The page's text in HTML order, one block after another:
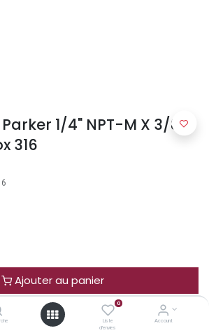
0
Liste
d'envies
Account
1/4" NPT-M X 3/8"
316
Ajouter au panier
Acheter maintenant